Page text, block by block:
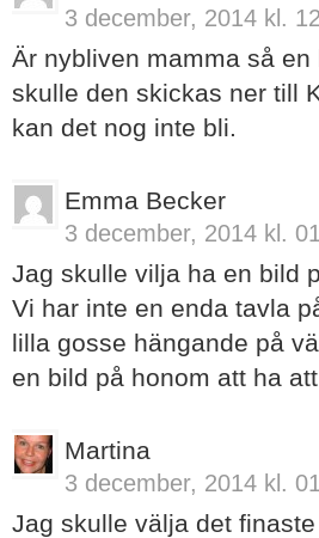
3 december, 2014 kl.
Är nybliven mamma så
skulle den skickas ner till
kan det nog inte bli.
Emma Becker
3 december, 2014 kl.
Jag skulle vilja ha en bild
Vi har inte en enda tavla
lilla gosse hängande på
en bild på honom att ha
Martina
3 december, 2014 kl.
Jag skulle välja det